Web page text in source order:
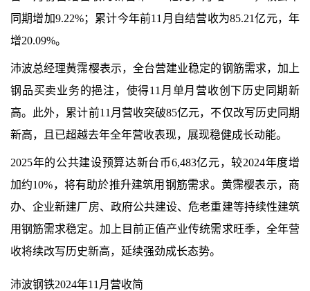
同期增加9.22%；累计今年前11月自结营收为85.21亿元，年
增20.09%。
沛波总经理黄霈樱表示， 全台营建业稳定的钢筋需求，加上
钢品买卖业务的挹注，使得11月单月营收创下历史同期新
高。此外，累计前11月营收突破85亿元，不仅改写历史同期
新高，且已超越去年全年营收表现，展现稳健成长动能。
2025年的公共建设预算达新台币6,483亿元，较2024年度增
加约10%，将有助於推升建筑用钢筋需求。黄霈樱表示，商
办、企业新建厂房、政府公共建设、危老重建等持续性建筑
用钢筋需求稳定。加上目前正值产业传统需求旺季，全年营
收将续改写历史新高，延续强劲成长态势。
沛波钢铁2024年11月营收简